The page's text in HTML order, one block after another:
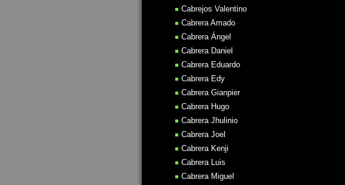
Cabrejos Valentino
Cabrera Amado
Cabrera Ángel
Cabrera Daniel
Cabrera Eduardo
Cabrera Edy
Cabrera Gianpier
Cabrera Hugo
Cabrera Jhulinio
Cabrera Joel
Cabrera Kenji
Cabrera Luis
Cabrera Miguel